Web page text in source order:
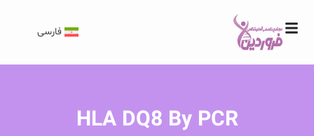
فارسی
HLA DQ8 By PCR